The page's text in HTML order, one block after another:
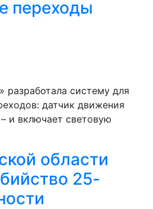
переходы
разработала систему для
датчик движения
и включает световую
области
25-